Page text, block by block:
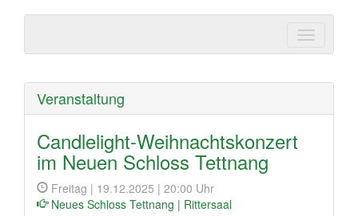
Tettnang
Veranstaltung
Candlelight-Weihnachtskonzert
im Neuen Schloss Tettnang
Freitag | 19.12.2025 | 20:00 Uhr
Neues Schloss Tettnang | Rittersaal